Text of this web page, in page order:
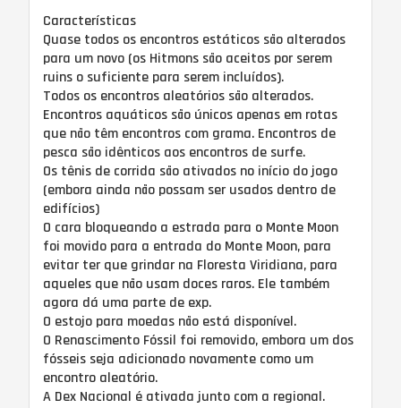
Características
Quase todos os encontros estáticos são alterados
para um novo (os Hitmons são aceitos por serem
ruins o suficiente para serem incluídos).
Todos os encontros aleatórios são alterados.
Encontros aquáticos são únicos apenas em rotas
que não têm encontros com grama. Encontros de
pesca são idênticos aos encontros de surfe.
Os tênis de corrida são ativados no início do jogo
(embora ainda não possam ser usados ​​dentro de
edifícios)
O cara bloqueando a estrada para o Monte Moon
foi movido para a entrada do Monte Moon, para
evitar ter que grindar na Floresta Viridiana, para
aqueles que não usam doces raros. Ele também
agora dá uma parte de exp.
O estojo para moedas não está disponível.
O Renascimento Fóssil foi removido, embora um dos
fósseis seja adicionado novamente como um
encontro aleatório.
A Dex Nacional é ativada junto com a regional.